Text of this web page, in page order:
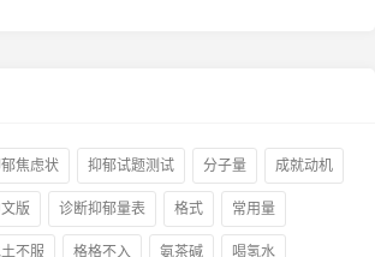
焦虑状 抑郁试题测试 分子量 成就动机
版 诊断抑郁量表 格式 常用量
不服 格格不入 氨茶碱 喝氢水